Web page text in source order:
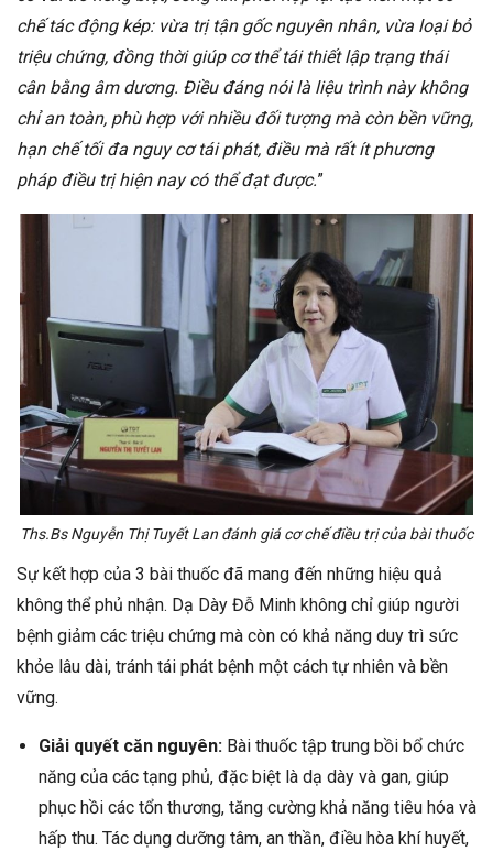
chế tác động kép: vừa trị tận gốc nguyên nhân, vừa loại bỏ
triệu chứng, đồng thời giúp cơ thể tái thiết lập trạng thái
cân bằng âm dương. Điều đáng nói là liệu trình này không
chỉ an toàn, phù hợp với nhiều đối tượng mà còn bền vững,
hạn chế tối đa nguy cơ tái phát, điều mà rất ít phương
pháp điều trị hiện nay có thể đạt được.”
Ths.Bs Nguyễn Thị Tuyết Lan đánh giá cơ chế điều trị của bài thuốc
Sự kết hợp của 3 bài thuốc đã mang đến những hiệu quả
không thể phủ nhận. Dạ Dày Đỗ Minh không chỉ giúp người
bệnh giảm các triệu chứng mà còn có khả năng duy trì sức
khỏe lâu dài, tránh tái phát bệnh một cách tự nhiên và bền
vững.
Giải quyết căn nguyên: Bài thuốc tập trung bồi bổ chức
năng của các tạng phủ, đặc biệt là dạ dày và gan, giúp
phục hồi các tổn thương, tăng cường khả năng tiêu hóa và
hấp thu. Tác dụng dưỡng tâm, an thần, điều hòa khí huyết,